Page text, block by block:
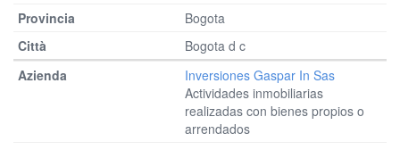
Bogota
Bogota d c
Inversiones Gaspar In Sas
Actividades inmobiliarias
realizadas con bienes propios o
arrendados